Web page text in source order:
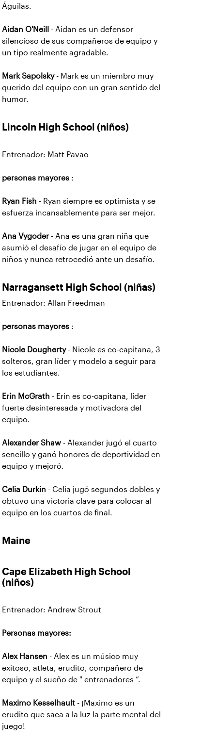
Águilas.
Aidan O'Neill - Aidan es un defensor
silencioso de sus compañeros de equipo y
un tipo realmente agradable.
Mark Sapolsky - Mark es un miembro muy
querido del equipo con un gran sentido del
humor.
Lincoln High School (niños)
Entrenador: Matt Pavao
personas mayores :
Ryan Fish - Ryan siempre es optimista y se
esfuerza incansablemente para ser mejor.
Ana Vygoder - Ana es una gran niña que
asumió el desafío de jugar en el equipo de
niños y nunca retrocedió ante un desafío.
Narragansett High School (niñas)
Entrenador: Allan Freedman
personas mayores :
Nicole Dougherty - Nicole es co-capitana, 3
solteros, gran líder y modelo a seguir para
los estudiantes.
Erin McGrath - Erin es co-capitana, líder
fuerte desinteresada y motivadora del
equipo.
Alexander Shaw - Alexander jugó el cuarto
sencillo y ganó honores de deportividad en
equipo y mejoró.
Celia Durkin - Celia jugó segundos dobles y
obtuvo una victoria clave para colocar al
equipo en los cuartos de final.
Maine
Cape Elizabeth High School
(niños)
Entrenador: Andrew Strout
Personas mayores:
Alex Hansen - Alex es un músico muy
exitoso, atleta, erudito, compañero de
equipo y el sueño de " entrenadores ”.
Maximo Kesselhault - ¡Maximo es un
erudito que saca a la luz la parte mental del
juego!